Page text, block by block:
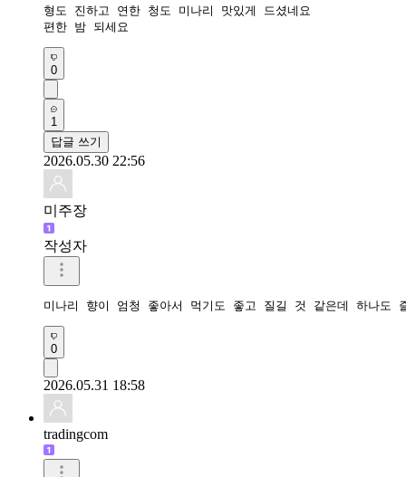
형도 진하고 연한 청도 미나리 맛있게 드셨네요
편한 밤 되세요
0
1
답글 쓰기
2026.05.30 22:56
미주장
작성자
미나리 향이 엄청 좋아서 먹기도 좋고 질길 것 같은데 하나도
0
2026.05.31 18:58
tradingcom